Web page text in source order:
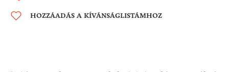
HOZZÁADÁS A KÍVÁNSÁGLISTÁMHOZ